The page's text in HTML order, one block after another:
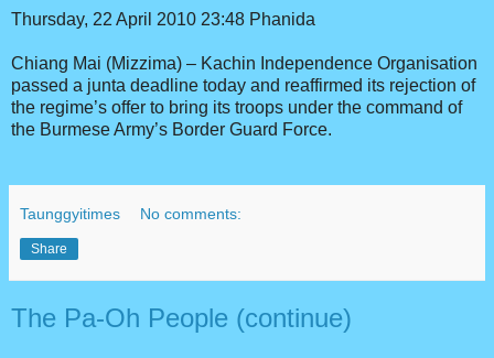
Thursday, 22 April 2010 23:48 Phanida
Chiang Mai (Mizzima) – Kachin Independence Organisation
passed a junta deadline today and reaffirmed its rejection of
the regime’s offer to bring its troops under the command of
the Burmese Army’s Border Guard Force.
Taunggyitimes No comments:
Share
The Pa-Oh People (continue)